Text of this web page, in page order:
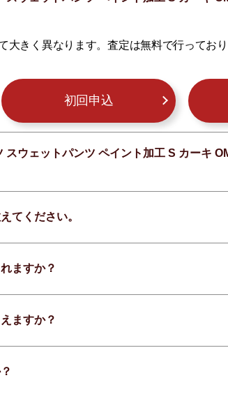
大きく異なります。査定は無料で行ってお
初回申込
スウェットパンツ ペイント加工 S カーキ
てください。
ますか？
ますか？